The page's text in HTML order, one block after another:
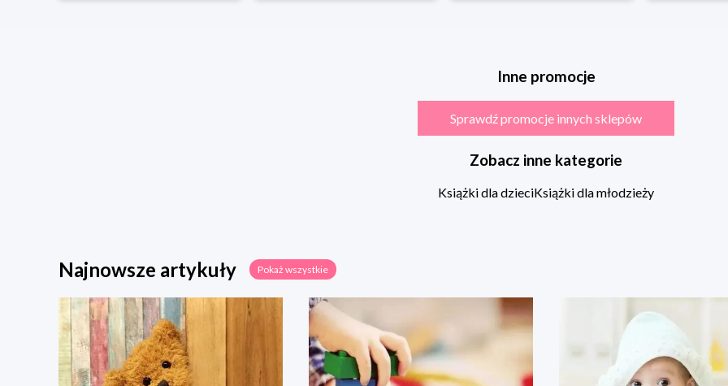
Inne promocje
Sprawdź promocje innych sklepów
Zobacz inne kategorie
Książki dla dzieciKsiążki dla młodzieży
Najnowsze artykuły Pokaż wszystkie